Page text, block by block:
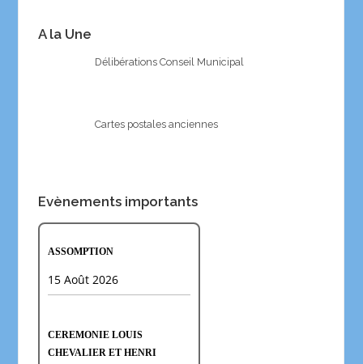
A la Une
Délibérations Conseil Municipal
Cartes postales anciennes
Evènements importants
ASSOMPTION
15 Août 2026
CEREMONIE LOUIS
CHEVALIER ET HENRI